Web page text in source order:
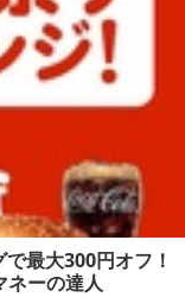
最大300円オフ！
ネーの達人